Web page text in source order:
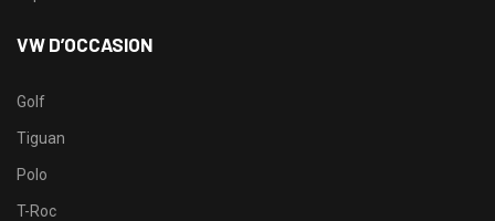
VW D’OCCASION
Golf
Tiguan
Polo
T-Roc